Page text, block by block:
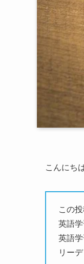
こんにち
この
英語
英語
リー